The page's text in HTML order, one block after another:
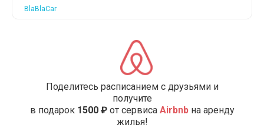
BlaBlaCar
Поделитесь расписанием с друзьями и
получите
в подарок 1500 ₽от сервиса Airbnbна аренду
жилья!